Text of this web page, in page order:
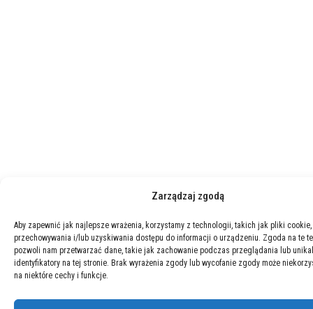
Zarządzaj zgodą
Aby zapewnić jak najlepsze wrażenia, korzystamy z technologii, takich jak pliki
przechowywania i/lub uzyskiwania dostępu do informacji o urządzeniu. Zgoda na te
pozwoli nam przetwarzać dane, takie jak zachowanie podczas przeglądania lub
identyfikatory na tej stronie. Brak wyrażenia zgody lub wycofanie zgody może
na niektóre cechy i funkcje.